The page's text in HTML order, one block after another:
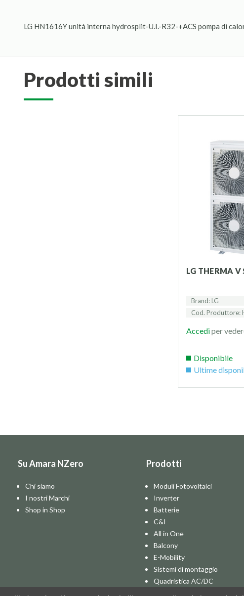
LG HN1616Y unità interna hydrosplit-U.I.-R32-+ACS pompa di
prodotti simili
LG THERMA V
Brand: LG
Cod. Produttore:
Accediper
Disponibile
Ultime
Su Amara NZero
Chi siamo
I nostri Marchi
Shop in Shop
Prodotti
Moduli Fotovoltaici
Inverter
Batterie
C&I
All in One
Balcony
E-Mobility
Sistemi di montaggio
Quadristica AC/DC